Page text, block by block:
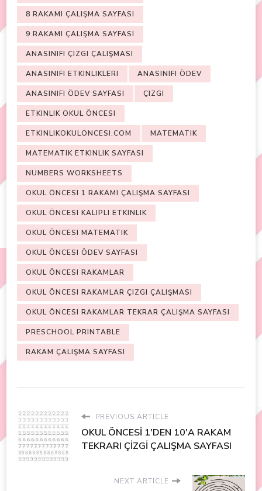
8 RAKAMI ÇALIŞMA SAYFASI
9 RAKAMI ÇALIŞMA SAYFASI
ANASINIFI ÇIZGI ÇALIŞMASI
ANASINIFI ETKINLIKLERI ANASINIFI ÖDEV
ANASINIFI ÖDEV SAYFASI ÇIZGI
ETKINLIK OKUL ÖNCESI
ETKINLIKOKULONCESI.COM MATEMATIK
MATEMATIK ETKINLIK SAYFASI
NUMBERS WORKSHEETS
OKUL ÖNCESI 1 RAKAMI ÇALIŞMA SAYFASI
OKUL ÖNCESI KALIPLI ETKINLIK
OKUL ÖNCESI MATEMATIK
OKUL ÖNCESI ÖDEV SAYFASI
OKUL ÖNCESI RAKAMLAR
OKUL ÖNCESI RAKAMLAR ÇIZGI ÇALIŞMASI
OKUL ÖNCESI RAKAMLAR TEKRAR ÇALIŞMA SAYFASI
PRESCHOOL PRINTABLE
RAKAM ÇALIŞMA SAYFASI
PREVIOUS ARTICLE
OKUL ÖNCESİ 1'DEN 10'A RAKAM
TEKRARI ÇİZGİ ÇALIŞMA SAYFASI
NEXT ARTICLE